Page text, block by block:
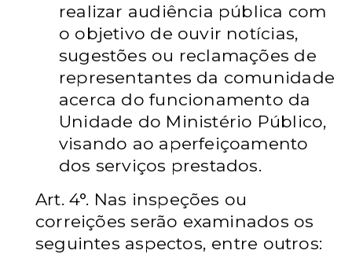
realizar audiência pública com
o objetivo de ouvir notícias,
sugestões ou reclamações de
representantes da comunidade
acerca dofuncionamento da
Unidade do Ministério Público,
visando ao aperfeiçoamento
dos serviços prestados.
Art. 4°. Nas inspeções ou
correições serão examinados os
seguintes aspectos, entre outros: